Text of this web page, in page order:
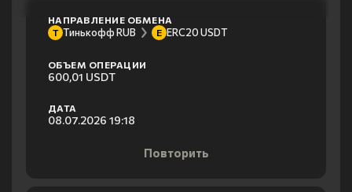
НАПРАВЛЕНИЕ ОБМЕНА
Т Тинькофф RUB E ERC20 USDT
ОБЪЕМ ОПЕРАЦИИ
600,01 USDT
ДАТА
08.07.2026 19:18
Повторить